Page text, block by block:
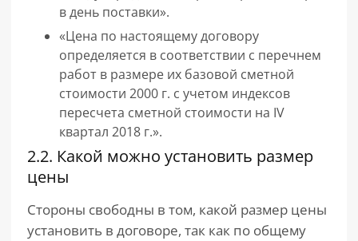
в день поставки».
«Цена по настоящему договору
определяется в соответствии с перечнем
работ в размере их базовой сметной
стоимости 2000 г. с учетом индексов
пересчета сметной стоимости на IV
квартал 2018 г.».
2.2. Какой можно установить размер
цены
Стороны свободны в том, какой размер цены
установить в договоре, так как по общему